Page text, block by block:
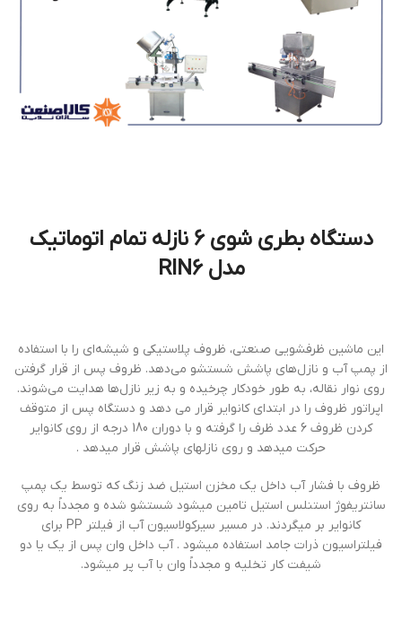
دستگاه بطري شوي 6 نازله تمام اتوماتيك
مدل RIN6
این ماشین ظرفشویی صنعتی، ظروف پلاستیکی و شیشه‌ای را با استفاده
از پمپ آب و نازل‌های پاشش شستشو می‌دهد. ظروف پس از قرار گرفتن
روی نوار نقاله، به طور خودکار چرخیده و به زیر نازل‌ها هدایت می‌شوند.
اپراتور ظروف را در ابتداي كانواير قرار مي دهد و دستگاه پس از متوقف
كردن ظروف 6 عدد ظرف را گرفته و با دوران 180 درجه از روي كانواير
حركت ميدهد و روي نازلهاي پاشش قرار ميدهد .
ظروف با فشار آب داخل يك مخزن استيل ضد زنگ كه توسط يك پمپ
سانتريفوژ استنلس استيل تامين ميشود شستشو شده و مجدداً به روي
كانواير بر ميگردند. در مسير سيركولاسيون آب از فيلتر PP براي
فيلتراسيون ذرات جامد استفاده ميشود . آب داخل وان پس از يك يا دو
شيفت كار تخليه و مجدداً وان با آب پر ميشود.